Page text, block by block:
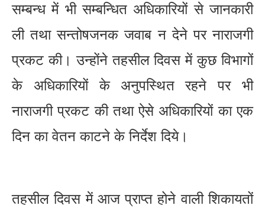
सम्बन्ध में भी सम्बन्धित अधिकारियों से जानकारी
ली तथा सन्तोषजनक जवाब न देने पर नाराजगी
प्रकट की। उन्होंने तहसील दिवस में कुछ विभागों
के अधिकारियों के अनुपस्थित रहने पर भी
नाराजगी प्रकट की तथा ऐसे अधिकारियों का एक
दिन का वेतन काटने के निर्देश दिये।
तहसील दिवस में आज प्राप्त होने वाली शिकायतों